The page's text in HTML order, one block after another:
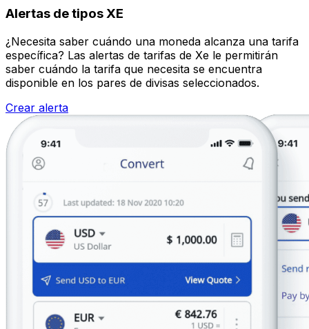
Alertas de tipos XE
¿Necesita saber cuándo una moneda alcanza una tarifa
específica? Las alertas de tarifas de Xe le permitirán
saber cuándo la tarifa que necesita se encuentra
disponible en los pares de divisas seleccionados.
Crear alerta